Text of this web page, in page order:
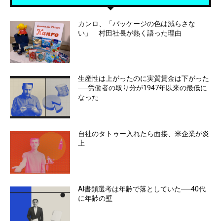
カンロ、「パッケージの色は減らさな
い」 村田社長が熱く語った理由
生産性は上がったのに実質賃金は下がった
──労働者の取り分が1947年以来の最低に
なった
自社のタトゥー入れたら面接、米企業が炎
上
AI書類選考は年齢で落としていた──40代
に年齢の壁